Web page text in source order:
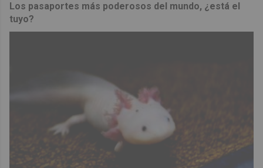
Los pasaportes más poderosos del mundo, ¿está el
tuyo?